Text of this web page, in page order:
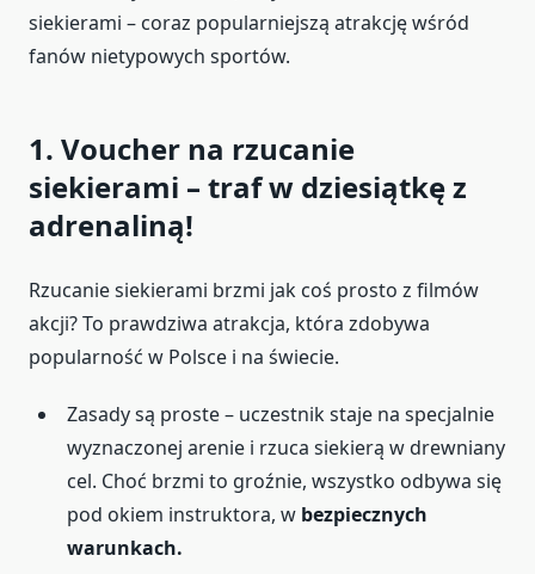
siekierami – coraz popularniejszą atrakcję wśród
fanów nietypowych sportów.
1. Voucher na rzucanie
siekierami – traf w dziesiątkę z
adrenaliną!
Rzucanie siekierami brzmi jak coś prosto z filmów
akcji? To prawdziwa atrakcja, która zdobywa
popularność w Polsce i na świecie.
Zasady są proste – uczestnik staje na specjalnie
wyznaczonej arenie i rzuca siekierą w drewniany
cel. Choć brzmi to groźnie, wszystko odbywa się
pod okiem instruktora, w bezpiecznych
warunkach.